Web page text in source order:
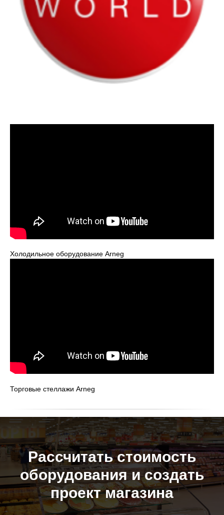
Холодильное оборудование Arneg
Торговые стеллажи Arneg
Рассчитать стоимость
оборудования и создать
проект магазина